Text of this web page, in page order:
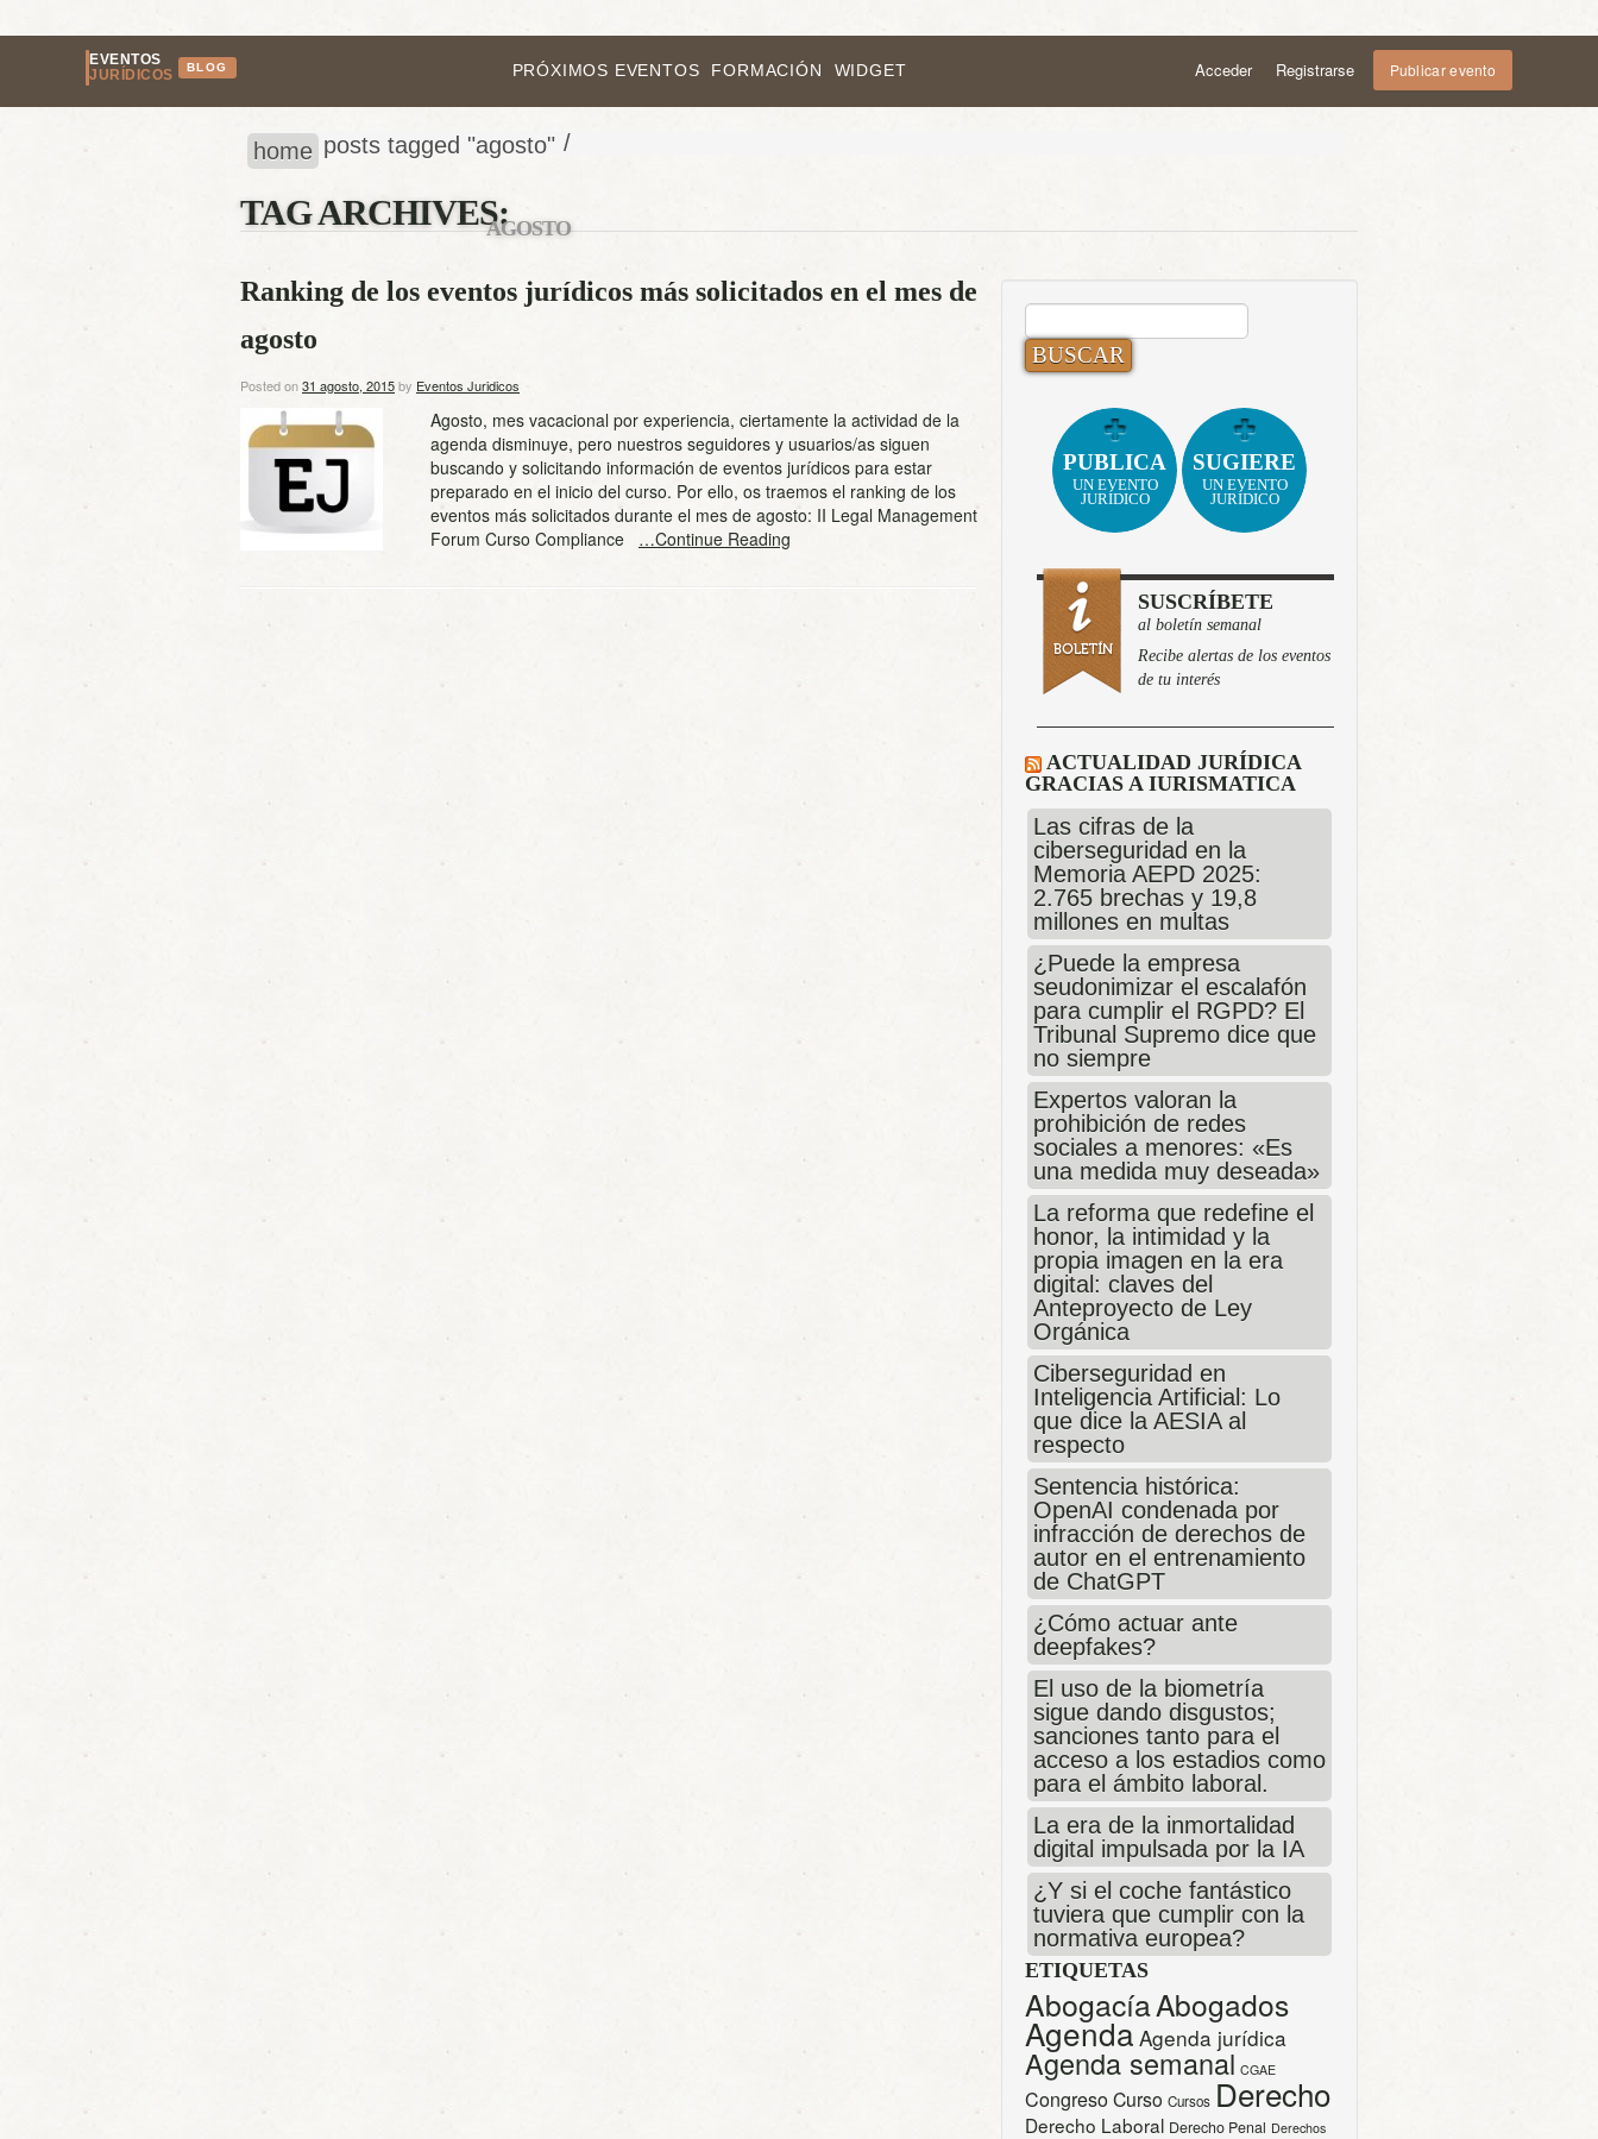
EVENTOS
JURÍDICOS
BLOG PRÓXIMOS EVENTOS FORMACIÓN WIDGET Acceder Registrarse Publicar evento
home /
posts tagged "agosto"
TAG ARCHIVES:AGOSTO
Ranking de los eventos jurídicos más solicitados en el mes de
agosto
Posted on31 agosto, 2015by Eventos Juridicos
Agosto, mes vacacional por experiencia, ciertamente la actividad de la
agenda disminuye, pero nuestros seguidores y usuarios/as siguen
buscando y solicitando información de eventos jurídicos para estar
preparado en el inicio del curso. Por ello, os traemos el ranking de los
eventos más solicitados durante el mes de agosto: II Legal Management
Forum Curso Compliance …Continue Reading
BUSCAR:
PUBLICA
UN EVENTO
JURÍDICO
SUGIERE
UN EVENTO
JURÍDICO
SUSCRÍBETE
al boletín semanal
Recibe alertas de los eventos
de tu interés
ACTUALIDAD JURÍDICA
GRACIAS A IURISMATICA
Las cifras de la
ciberseguridad en la
Memoria AEPD 2025:
2.765 brechas y 19,8
millones en multas
¿Puede la empresa
seudonimizar el escalafón
para cumplir el RGPD? El
Tribunal Supremo dice que
no siempre
Expertos valoran la
prohibición de redes
sociales a menores: «Es
una medida muy deseada»
La reforma que redefine el
honor, la intimidad y la
propia imagen en la era
digital: claves del
Anteproyecto de Ley
Orgánica
Ciberseguridad en
Inteligencia Artificial: Lo
que dice la AESIA al
respecto
Sentencia histórica:
OpenAI condenada por
infracción de derechos de
autor en el entrenamiento
de ChatGPT
¿Cómo actuar ante
deepfakes?
El uso de la biometría
sigue dando disgustos;
sanciones tanto para el
acceso a los estadios como
para el ámbito laboral.
La era de la inmortalidad
digital impulsada por la IA
¿Y si el coche fantástico
tuviera que cumplir con la
normativa europea?
ETIQUETAS
AbogacíaAbogados
Agenda Agenda jurídica
Agenda semanal CGAE
CongresoCurso Cursos Derecho
Derecho Laboral Derecho Penal Derechos